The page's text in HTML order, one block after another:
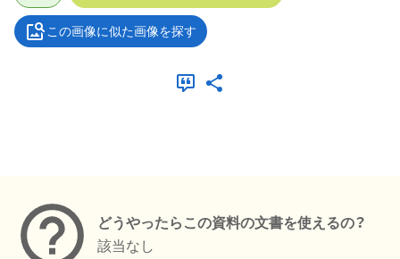
この画像に似た画像を探す
どうやったらこの資料の文書を使えるの？
該当なし